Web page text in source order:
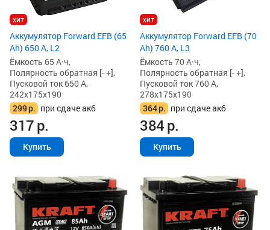
хит
Аккумулятор Forward EFB (65
Ah) 650 А, L2
Ёмкость 65 А·ч,
Полярность обратная [- +],
Пусковой ток 650 А,
242x175x190
299р. при сдаче акб
317р.
Купить
хит
Аккумулятор Forward EFB (70
Ah) 760 А, L3
Ёмкость 70 А·ч,
Полярность обратная [- +],
Пусковой ток 760 А,
278x175x190
364р. при сдаче акб
384р.
Купить